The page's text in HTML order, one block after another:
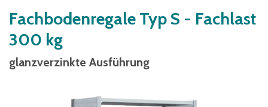
Fachbodenregale Typ S - Fachlast
300 kg
glanzverzinkte Ausführung